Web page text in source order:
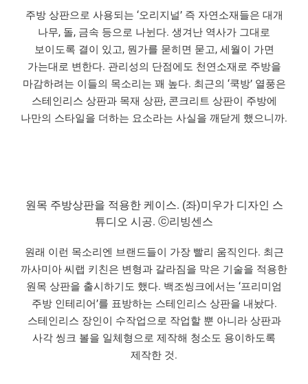
주방 상판으로 사용되는 ‘오리지널’ 즉 자연소재들은 대개
나무, 돌, 금속 등으로 나뉜다. 생겨난 역사가 그대로
보이도록 결이 있고, 뭔가를 묻히면 묻고, 세월이 가면
가는대로 변한다. 관리성의 단점에도 천연소재로 주방을
마감하려는 이들의 목소리는 꽤 높다. 최근의 ‘쿡방’ 열풍은
스테인리스 상판과 목재 상판, 콘크리트 상판이 주방에
나만의 스타일을 더하는 요소라는 사실을 깨닫게 했으니까.
원목 주방상판을 적용한 케이스. (좌)미우가 디자인 스
튜디오 시공. ⓒ리빙센스
원래 이런 목소리엔 브랜드들이 가장 빨리 움직인다. 최근
까사미아 씨랩 키친은 변형과 갈라짐을 막은 기술을 적용한
원목 상판을 출시하기도 했다. 백조씽크에서는 ‘프리미엄
주방 인테리어’를 표방하는 스테인리스 상판을 내놨다.
스테인리스 장인이 수작업으로 작업할 뿐 아니라 상판과
사각 씽크 볼을 일체형으로 제작해 청소도 용이하도록
제작한 것.